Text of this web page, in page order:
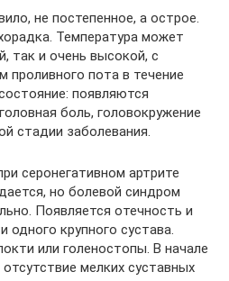
не постепенное, а острое.
Температура может
так и очень высокой, с
проливного пота в течение
появляются
боль, головокружение
стадии заболевания.
серонегативном артрите
но болевой синдром
Появляется отечность и
одного крупного сустава.
или голеностопы. В начале
мелких суставных